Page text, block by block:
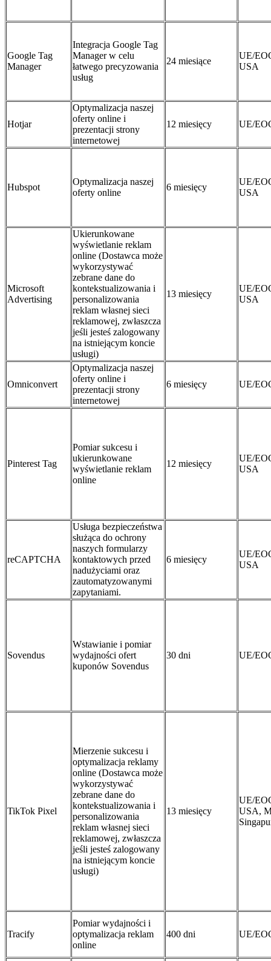
Google Tag
Manager
Integracja Google Tag
Manager w celu
łatwego precyzowania
usług
24 miesiące
UE/
USA
Hotjar
Optymalizacja naszej
oferty online i
prezentacji strony
internetowej
12 miesięcy UE/
Hubspot
Optymalizacja naszej
oferty online
6 miesięcy
UE/
USA
Microsoft
Advertising
Ukierunkowane
wyświetlanie reklam
online (Dostawca może
wykorzystywać
zebrane dane do
kontekstualizowania i
personalizowania
reklam własnej sieci
reklamowej, zwłaszcza
jeśli jesteś zalogowany
na istniejącym koncie
usługi)
13 miesięcy
UE/
USA
Omniconvert
Optymalizacja naszej
oferty online i
prezentacji strony
internetowej
6 miesięcy UE/
Pinterest Tag
Pomiar sukcesu i
ukierunkowane
wyświetlanie reklam
online
12 miesięcy
UE/
USA
reCAPTCHA
Usługa bezpieczeństwa
służąca do ochrony
naszych formularzy
kontaktowych przed
nadużyciami oraz
zautomatyzowanymi
zapytaniami.
6 miesięcy
UE/
USA
Sovendus
Wstawianie i pomiar
wydajności ofert
kuponów Sovendus
30 dni UE/
TikTok Pixel
Mierzenie sukcesu i
optymalizacja reklamy
online (Dostawca może
wykorzystywać
zebrane dane do
kontekstualizowania i
personalizowania
reklam własnej sieci
reklamowej, zwłaszcza
jeśli jesteś zalogowany
na istniejącym koncie
usługi)
13 miesięcy
UE/
USA,
Tracify
Pomiar wydajności i
optymalizacja reklam
online
400 dni UE/